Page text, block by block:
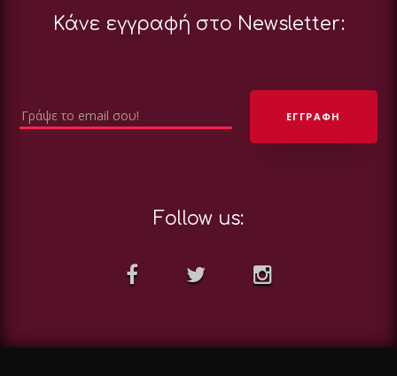
Κάνε εγγραφή στο Newsletter:
Follow us: